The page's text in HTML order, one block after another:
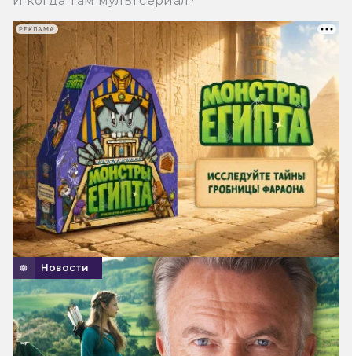
Новости
РЕКЛАМА